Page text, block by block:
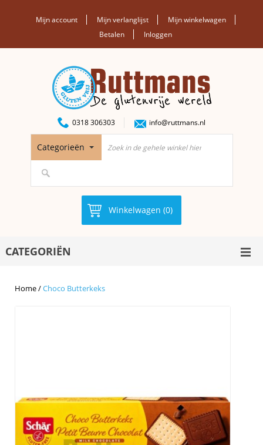
Mijn account Mijn verlanglijst
Mijn winkelwagen
Betalen
Inloggen
0318 306303 info@ruttmans.nl
Categorieën
Winkelwagen (0)
CATEGORIËN
Home/Choco Butterkeks